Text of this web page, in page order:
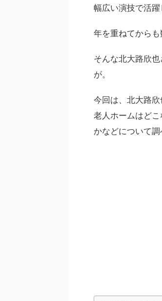
幅広い演技で活躍
年を重ねてからも
そんな北大路欣
が。
今回は、北大路
老人ホームはど
かなどについて調